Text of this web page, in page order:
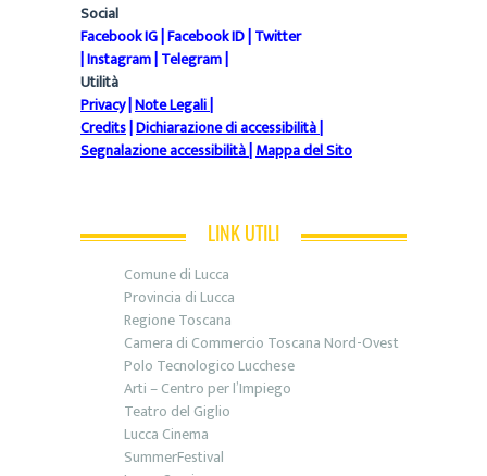
Social
Facebook IG|Facebook ID|Twitter
|Instagram|Telegram|
Utilità
Privacy|Note Legali|
Credits|Dichiarazione di accessibilità|
Segnalazione accessibilità|Mappa del Sito
LINK UTILI
Comune di Lucca
Provincia di Lucca
Regione Toscana
Camera di Commercio Toscana Nord-Ovest
Polo Tecnologico Lucchese
Arti – Centro per l’Impiego
Teatro del Giglio
Lucca Cinema
SummerFestival